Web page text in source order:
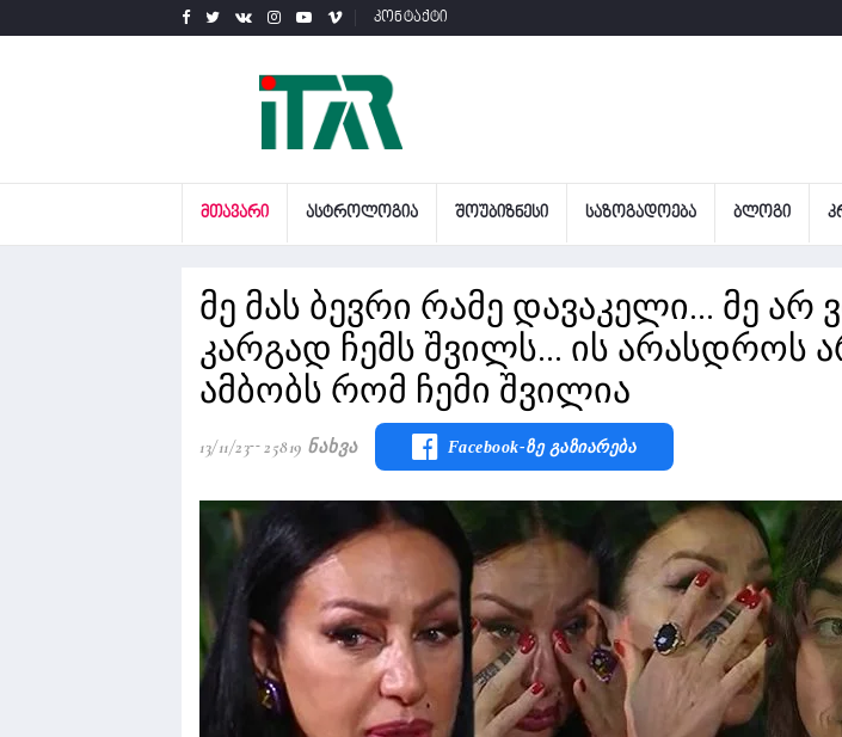
კონტაქტი
ᲛᲗᲐᲕᲐᲠᲘ ᲐᲡᲢᲠᲝᲚᲝᲒᲘᲐ ᲨᲝᲣᲑᲘᲖᲜᲔᲡᲘ ᲡᲐᲖᲝᲒᲐᲓᲝᲔᲑᲐ ᲑᲚᲝᲒᲘ
მე მას ბევრი რამე დავაკელი... მე არ
კარგად ჩემს შვილს... ის არასდროს
ამბობს რომ ჩემი შვილია
13/11/23 25819 Ნახვა Facebook-Ზე Გაზიარება